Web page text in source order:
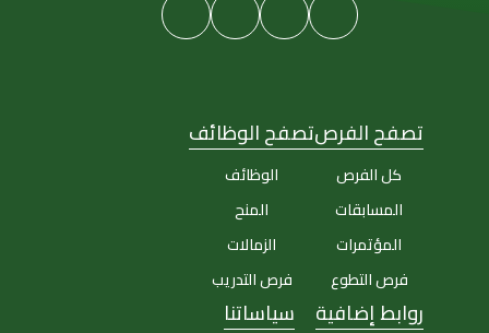
تصفح الفرص
كل الفرص
المسابقات
المؤتمرات
فرص التطوع
تصفح الوظائف
الوظائف
المنح
الزمالات
فرص التدريب
روابط إضافية سياساتنا